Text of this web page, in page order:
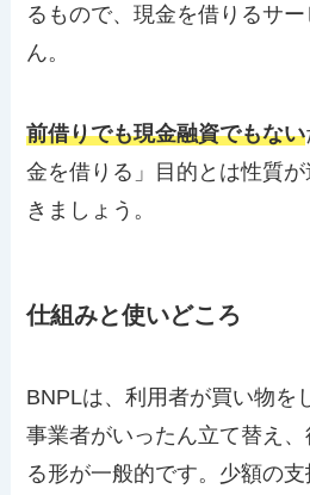
るもので、現金を借りるサ
ん。
前借りでも現金融資でもない
金を借りる」目的とは性質
きましょう。
仕組みと使いどころ
BNPLは、利用者が買い物を
事業者がいったん立て替え
る形が一般的です。少額の